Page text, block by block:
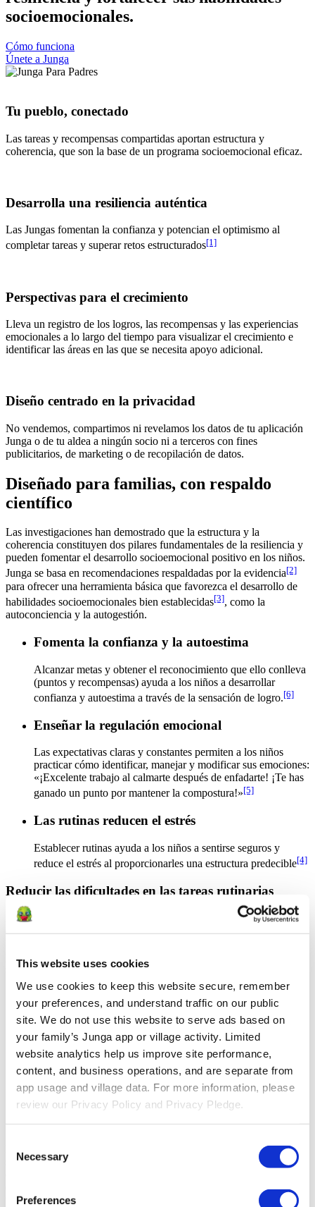
This website uses cookies
We use cookies to keep this website secure, remember
your preferences, and understand traffic on our public
site. We do not use this website to serve ads based on
your family’s Junga app or village activity. Limited
website analytics help us improve site performance,
content, and business operations, and are separate from
app usage and village data. For more information, please
review our Privacy Policy and Privacy Pledge.
Selection
Necessary
Preferences
socioemocionales.
Cómo funciona
Únete a Junga
Tu pueblo, conectado
Las tareas y recompensas compartidas aportan estructura y
coherencia, que son la base de un programa socioemocional eficaz.
Desarrolla una resiliencia auténtica
Las Jungas fomentan la confianza y potencian el optimismo al
completar tareas y superar retos estructurados[1]
Perspectivas para el crecimiento
Lleva un registro de los logros, las recompensas y las experiencias
emocionales a lo largo del tiempo para visualizar el crecimiento e
identificar las áreas en las que se necesita apoyo adicional.
Diseño centrado en la privacidad
No vendemos, compartimos ni revelamos los datos de tu aplicación
Junga o de tu aldea a ningún socio ni a terceros con fines
publicitarios, de marketing o de recopilación de datos.
Diseñado para familias, con respaldo
científico
Las investigaciones han demostrado que la estructura y la
coherencia constituyen dos pilares fundamentales de la resiliencia y
pueden fomentar el desarrollo socioemocional positivo en los niños.
Junga se basa en recomendaciones respaldadas por la evidencia[2]
para ofrecer una herramienta básica que favorezca el desarrollo de
habilidades socioemocionales bien establecidas[3], como la
autoconciencia y la autogestión.
Fomenta la confianza y la autoestima
Alcanzar metas y obtener el reconocimiento que ello conlleva
(puntos y recompensas) ayuda a los niños a desarrollar
confianza y autoestima a través de la sensación de logro.[6]
Enseñar la regulación emocional
Las expectativas claras y constantes permiten a los niños
practicar cómo identificar, manejar y modificar sus emociones:
«¡Excelente trabajo al calmarte después de enfadarte! ¡Te has
ganado un punto por mantener la compostura!»[5]
Las rutinas reducen el estrés
Establecer rutinas ayuda a los niños a sentirse seguros y
reduce el estrés al proporcionarles una estructura predecible[4]
Reducir las dificultades en las tareas rutinarias
Aborda las tareas con una actitud positiva y centrada en el
crecimiento para fomentar el progreso y valorar el esfuerzo, no solo
sensación de logro.
Listo para ir al colegio
Listo para irse a la cama
Tarea
Limpieza
Cepillarse los dientes
Alimentación selectiva o irregular
Uso del parche ocular
Terapia ocupacional o fisioterapia
El control de esfínteres
Orientado al desarrollo socioemocional
socioemocional. Reconoce y otorga puntos por una amplia variedad
como la amabilidad, el liderazgo y el optimismo. Crea cualquier
tarea y otorga puntos por cualquier criterio que consideres valioso.